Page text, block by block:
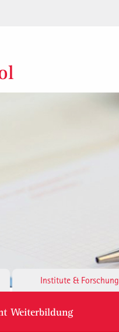
Institute & Forschung
Weiterbildung